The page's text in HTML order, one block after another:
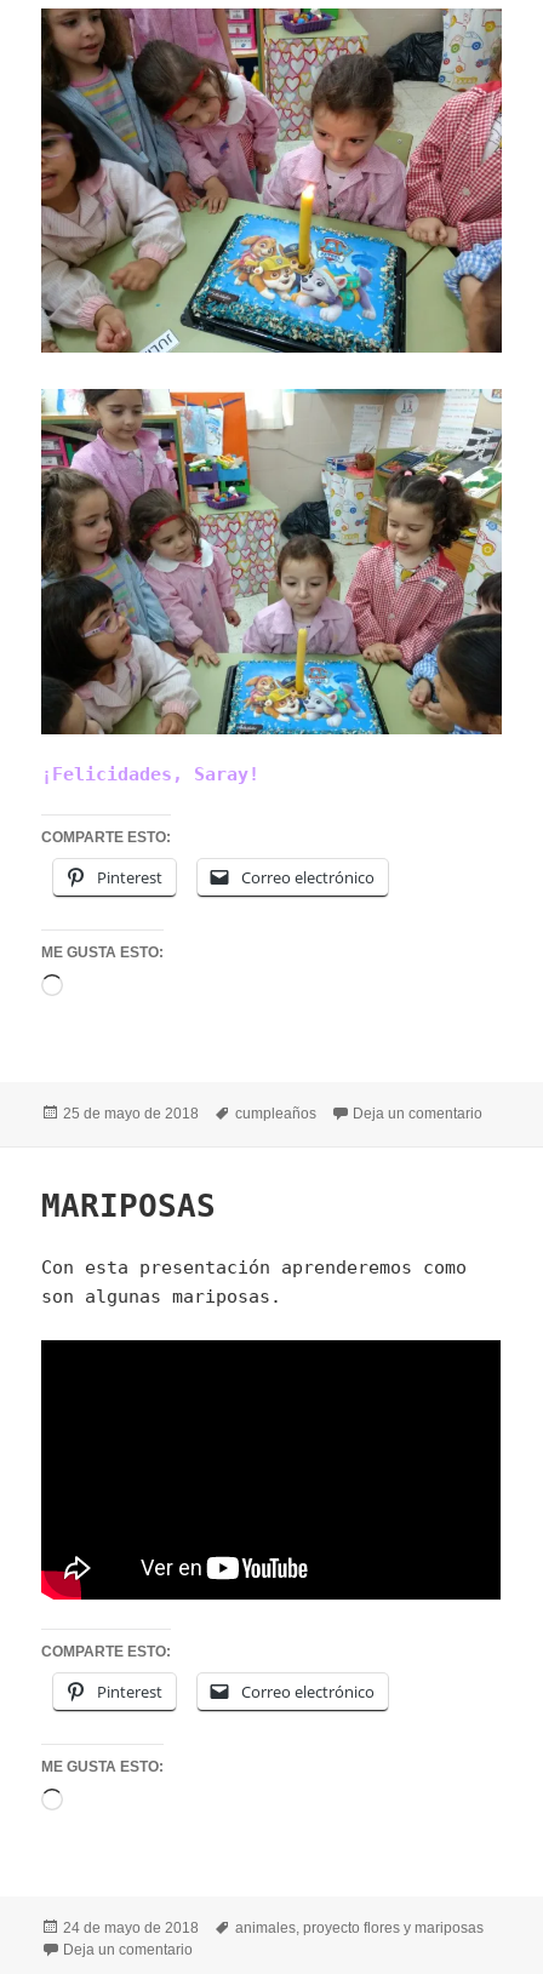
¡Felicidades, Saray!
COMPARTE ESTO:
Pinterest Correo electrónico
ME GUSTA ESTO:
Cargando...
Publicado
25 de mayo de 2018 Etiquetas
cumpleaños Deja un comentario
MARIPOSAS
Con esta presentación aprenderemos como
son algunas mariposas.
COMPARTE ESTO:
Pinterest Correo electrónico
ME GUSTA ESTO:
Cargando...
Publicado
el
24 de mayo de 2018 Etiquetas
animales,proyecto flores y mariposas
Deja un comentario